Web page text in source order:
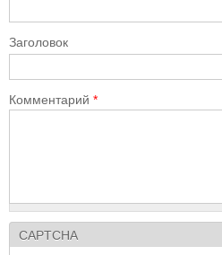
Заголовок
Комментарий *
CAPTCHA